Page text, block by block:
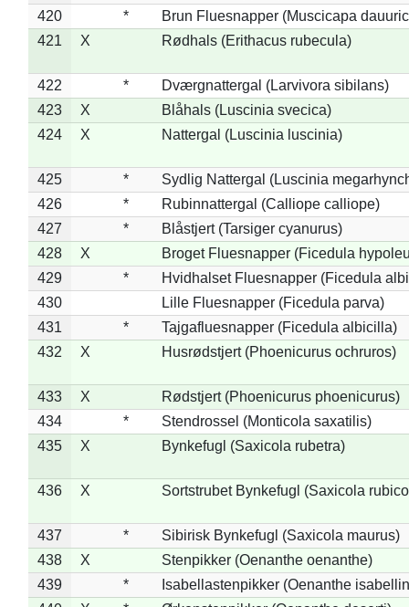
420
*
Brun Fluesnapper (Muscicapa
421
X Rødhals (Erithacus rubecula)
422 *
Dværgnattergal (Larvivora sibilans)
423
X
Blåhals (Luscinia svecica)
424
X Nattergal (Luscinia luscinia)
425 *
Sydlig Nattergal (Luscinia
426
*
Rubinnattergal (Calliope calliope)
427
*
Blåstjert (Tarsiger cyanurus)
428
X
Broget Fluesnapper (Ficedula
429
*
Hvidhalset Fluesnapper (Ficedula
430
Lille Fluesnapper (Ficedula parva)
431
*
Tajgafluesnapper (Ficedula albicilla)
432
X Husrødstjert (Phoenicurus ochruros)
433 X
Rødstjert (Phoenicurus phoenicurus)
434
*
Stendrossel (Monticola saxatilis)
435
X Bynkefugl (Saxicola rubetra)
436 X Sortstrubet Bynkefugl (Saxicola
437 *
Sibirisk Bynkefugl (Saxicola maurus)
438
X
Stenpikker (Oenanthe oenanthe)
439
*
Isabellastenpikker (Oenanthe